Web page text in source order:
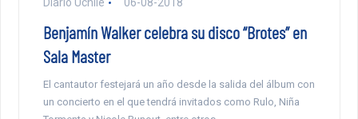
Benjamín Walker celebra su disco “Brotes” en
Sala Master
El cantautor festejará un año desde la salida del álbum con
un concierto en el que tendrá invitados como Rulo, Niña